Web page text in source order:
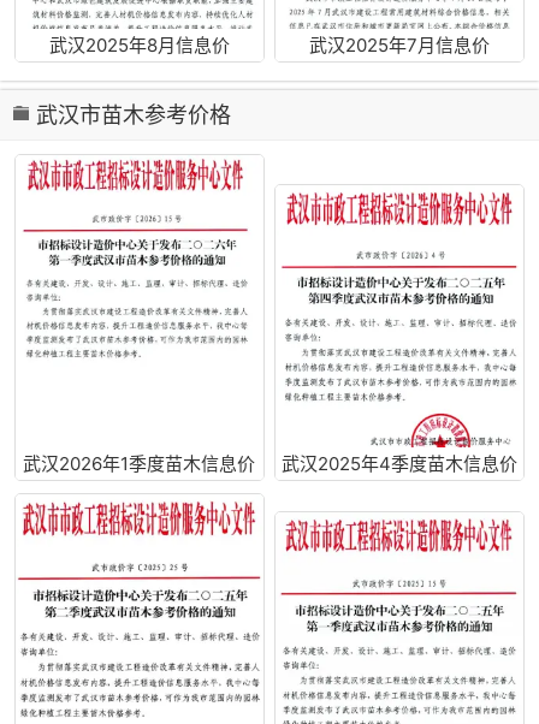
武汉2025年8月信息价 武汉2025年7月信息价
武汉市苗木参考价格
武汉2026年1季度苗木信息价 武汉2025年4季度苗木信息价